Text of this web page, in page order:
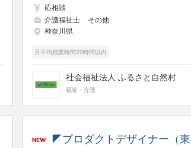
◎160名規模・ケアマネ2名体制
応相談
介護福祉士
その他
神奈川県
月平均残業時間20時間以内
社会福祉法人 ふるさと自然村
福祉・介護
NEW
◤プロダクトデザイナー（東